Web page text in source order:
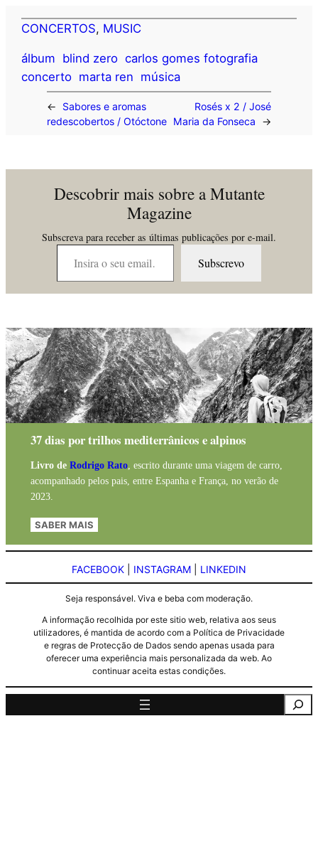
CONCERTOS, MUSIC
álbum blind zero carlos gomes fotografia
concerto marta ren música
←
Sabores e aromas
redescobertos / Otóctone
Rosés x 2 / José
Maria da Fonseca
→
Descobrir mais sobre a Mutante
Magazine
Subscreva para receber as últimas publicações por e-mail.
Insira o seu email…
Subscrevo
37 dias por trilhos mediterrânicos e alpinos
Livro de Rodrigo Rato, escrito durante uma viagem de carro,
acompanhado pelos pais, entre Espanha e França, no verão de
2023.
SABER MAIS
FACEBOOK INSTAGRAM LINKEDIN
Seja responsável. Viva e beba com moderação.
A informação recolhida por este sitio web, relativa aos seus
utilizadores, é mantida de acordo com a Política de Privacidade
e regras de Protecção de Dados sendo apenas usada para
oferecer uma experiência mais personalizada da web. Ao
continuar aceita estas condições.